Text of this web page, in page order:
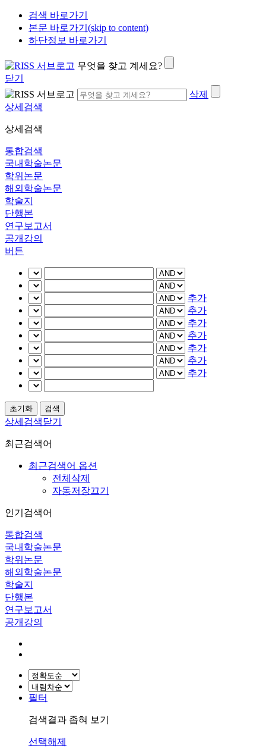
검색 바로가기
본문 바로가기(skip to content)
하단정보 바로가기
무엇을 찾고 계세요?
닫기
삭제
상세검색
상세검색
통합검색
국내학술논문
학위논문
해외학술논문
학술지
단행본
연구보고서
공개강의
버튼
추가
추가
추가
추가
추가
추가
추가
상세검색닫기
최근검색어
최근검색어 옵션
전체삭제
자동저장끄기
인기검색어
통합검색
국내학술논문
학위논문
해외학술논문
학술지
단행본
연구보고서
공개강의
필터
검색결과 좁혀 보기
선택해제